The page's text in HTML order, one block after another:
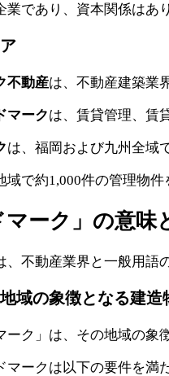
であり、資本関係はあ
不動産は、不動産建築業
マークは、賃貸管理、賃
は、福岡および九州全域
域で約1,000件の管理物
ーク」の意味
、不動産業界と一般用
域の象徴となる建造
ク」は、その地域の象
マークは以下の要件を満